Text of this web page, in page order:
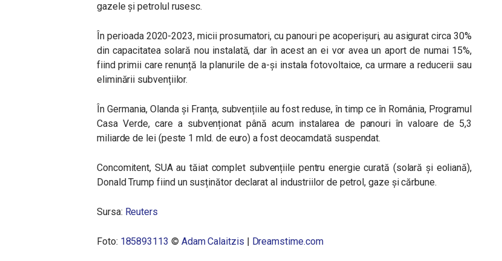
gazele și petrolul rusesc.
În perioada 2020-2023, micii prosumatori, cu panouri pe acoperișuri, au asigurat circa 30%
din capacitatea solară nou instalată, dar în acest an ei vor avea un aport de numai 15%,
fiind primii care renunță la planurile de a-și instala fotovoltaice, ca urmare a reducerii sau
eliminării subvențiilor.
În Germania, Olanda și Franța, subvențiile au fost reduse, în timp ce în România, Programul
Casa Verde, care a subvenționat până acum instalarea de panouri în valoare de 5,3
miliarde de lei (peste 1 mld. de euro) a fost deocamdată suspendat.
Concomitent, SUA au tăiat complet subvențiile pentru energie curată (solară și eoliană),
Donald Trump fiind un susținător declarat al industriilor de petrol, gaze și cărbune.
Sursa: Reuters
Foto: 185893113 © Adam Calaitzis | Dreamstime.com